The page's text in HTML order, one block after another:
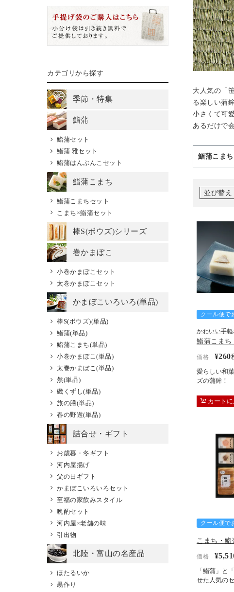
カテゴリから探す
季節・特集
鮨蒲
鮨蒲セット
鮨蒲 雅セット
鮨蒲はんぶんこセット
鮨蒲こまち
鮨蒲こまちセット
こまち×鮨蒲セット
棒S(ボウズ)シリーズ
巻かまぼこ
小巻かまぼこセット
太巻かまぼこセット
かまぼこいろいろ(単品)
棒S(ボウズ)(単品)
鮨蒲(単品)
鮨蒲こまち(単品)
小巻かまぼこ(単品)
太巻かまぼこ(単品)
然(単品)
磯くずし(単品)
旅の膳(単品)
春の野遊(単品)
詰合せ・ギフト
お歳暮・冬ギフト
河内屋揚げ
父の日ギフト
かまぼこいろいろセット
至福の家飲みスタイル
晩酌セット
河内屋×老舗の味
引出物
北陸・富山の名産品
ほたるいか
黒作り
大人気の「
る楽しい蒲
小さくて可
あるだけで
鮨蒲こま
並び替え
クール便で
かわいい手
鮨蒲こまち
価格 ¥260
愛らしい和
ズの蒲鉾！
カート
クール便で
こまち・鮨
価格 ¥
「鮨蒲」と
せた人気の